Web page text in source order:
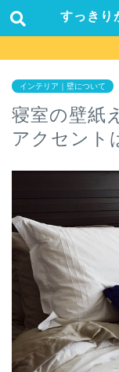
すっきり
インテリア｜壁について
寝室の壁紙
アクセント